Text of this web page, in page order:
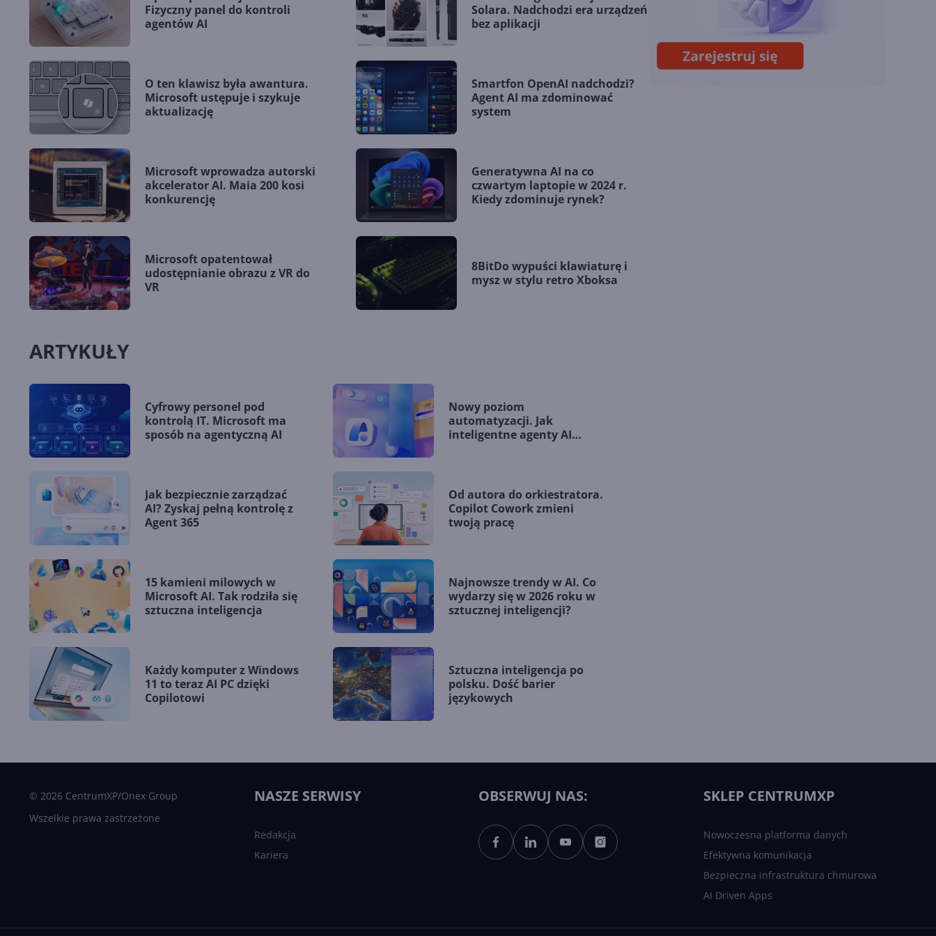
Fizyczny panel do kontroli
agentów AI
Solara. Nadchodzi era urządzeń
bez aplikacji
O ten klawisz była awantura.
Microsoft ustępuje i szykuje
aktualizację
Smartfon OpenAI nadchodzi?
Agent AI ma zdominować
system
Microsoft wprowadza autorski
akcelerator AI. Maia 200 kosi
konkurencję
Generatywna AI na co
czwartym laptopie w 2024 r.
Kiedy zdominuje rynek?
Microsoft opatentował
udostępnianie obrazu z VR do
VR
8BitDo wypuści klawiaturę i
mysz w stylu retro Xboksa
Sztuczna inteligencja
wspiera odkrycia
naukowe. OpenAI
startuje z nowym
ARTYKUŁY
Cyfrowy personel pod
kontrolą IT. Microsoft ma
sposób na agentyczną AI
Nowy poziom
automatyzacji. Jak
inteligentne agenty AI
Jak bezpiecznie zarządzać
AI? Zyskaj pełną kontrolę z
Agent 365
Od autora do orkiestratora.
Copilot Cowork zmieni
twoją pracę
15 kamieni milowych w
Microsoft AI. Tak rodziła się
sztuczna inteligencja
Najnowsze trendy w AI. Co
wydarzy się w 2026 roku w
sztucznej inteligencji?
Każdy komputer z Windows
11 to teraz AI PC dzięki
Copilotowi
Sztuczna inteligencja po
polsku. Dość barier
językowych
© 2026 CentrumXP/Onex Group
Wszelkie prawa zastrzeżone
NASZE SERWISY
Redakcja
Kariera
OBSERWUJ NAS: SKLEP CENTRUMXP
Nowoczesna platforma danych
Efektywna komunikacja
Bezpieczna infrastruktura chmurowa
AI Driven Apps